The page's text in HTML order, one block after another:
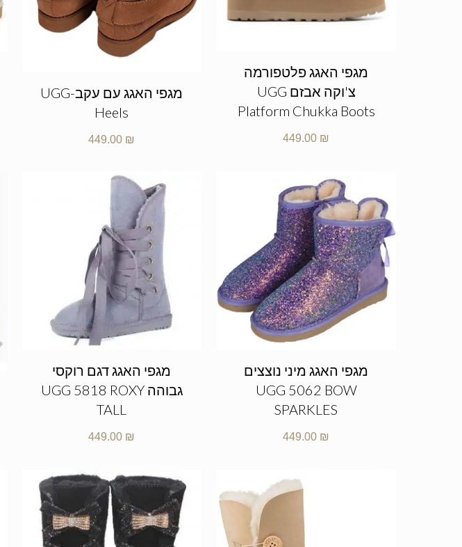
מגפי האגג פלטפורמה
צ'וקה אבזם UGG
Platform Chukka Boots
449.00 ₪
מגפי האגג עם עקב-UGG
Heels
449.00 ₪
מגפי האגג מיני נוצצים
UGG 5062 BOW
SPARKLES
449.00 ₪
מגפי האגג דגם רוקסי
גבוהה UGG 5818 ROXY
TALL
449.00 ₪